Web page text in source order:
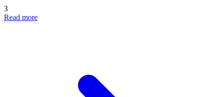
3
Read more